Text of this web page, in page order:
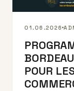
01.06.2026
POUR